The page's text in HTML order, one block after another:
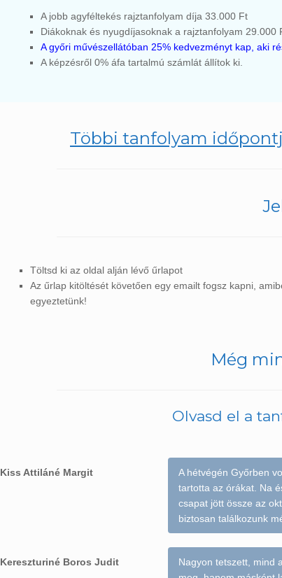
A jobb agyféltekés rajztanfolyam díja 33.000 Ft
Diákoknak és nyugdíjasoknak a rajztanfolyam 29.000
A győri művészellátóban 25% kedvezményt kap, aki
A képzésről 0% áfa tartalmú számlát állítok ki.
Többi tanfolyam
Töltsd ki az oldal alján lévő űrlapot
Az űrlap kitöltését követően egy emailt fogsz kapni,
egyeztetünk!
Még
Olvasd el a
Kiss Attiláné Margit
A hétvégén Győrben
tartotta az órákat. Na
csapat jött össze az
biztosan találkozunk
Kereszturiné Boros Judit
Nagyon tetszett, mind